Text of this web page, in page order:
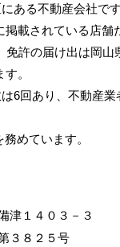
ある不動産会社で
載されている店舗
免許の届け出は岡山
。
6回あり、不動産
めています。
津１４０３－３
３８２５号